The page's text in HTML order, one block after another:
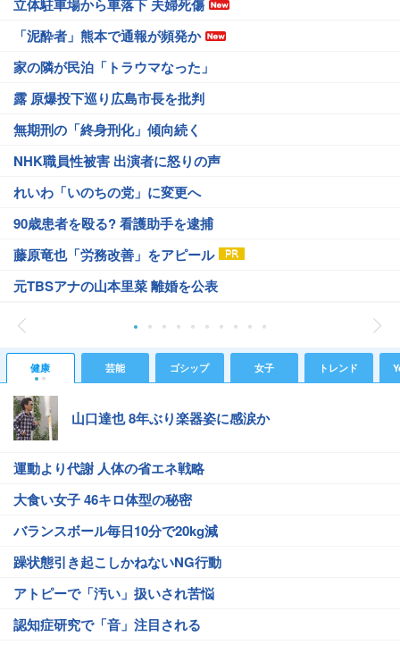
立体駐車場から車落下 夫婦死傷
「泥酔者」熊本で通報が頻発か
家の隣が民泊「トラウマなった」
露 原爆投下巡り広島市長を批判
無期刑の「終身刑化」傾向続く
NHK職員性被害 出演者に怒りの声
れいわ「いのちの党」に変更へ
90歳患者を殴る? 看護助手を逮捕
藤原竜也「労務改善」をアピール
元TBSアナの山本里菜 離婚を公表
健康 芸能 ゴシップ 女子 トレンド
山口達也 8年ぶり楽器姿に感涙か
運動より代謝 人体の省エネ戦略
大食い女子 46キロ体型の秘密
バランスボール毎日10分で20kg減
躁状態引き起こしかねないNG行動
アトピーで「汚い」扱いされ苦悩
認知症研究で「音」注目される